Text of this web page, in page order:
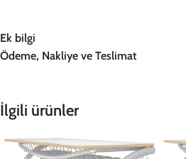
Ek bilgi
Ödeme, Nakliye ve Teslimat
İlgili ürünler